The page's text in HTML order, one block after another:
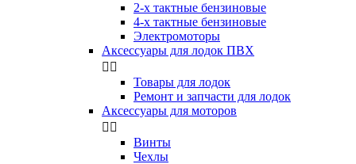
2-х тактные бензиновые
4-х тактные бензиновые
Электромоторы
Аксессуары для лодок ПВХ
 
Товары для лодок
Ремонт и запчасти для лодок
Аксессуары для моторов
 
Винты
Чехлы